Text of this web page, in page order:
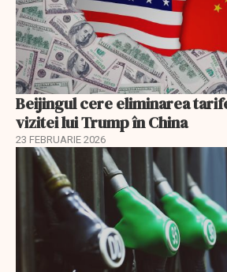
Beijingul cere eliminarea
vizitei lui Trump în China
23 FEBRUARIE 2026